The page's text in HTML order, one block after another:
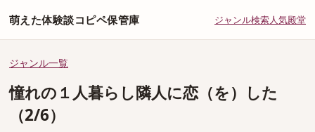
萌えた体験談コピペ保管庫 ジャンル検索人気殿堂
ジャンル一覧
憧れの１人暮らし隣人に恋（を）した
（2/6）